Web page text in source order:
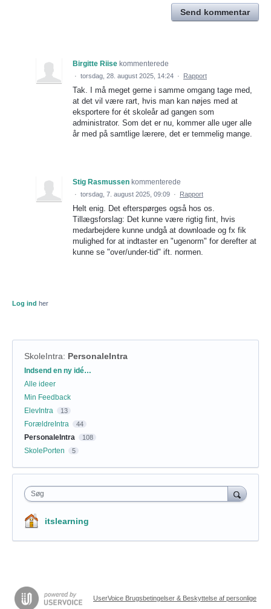
Send kommentar
Birgitte Riise kommenterede
· torsdag, 28. august 2025, 14:24 · Rapport
Tak. I må meget gerne i samme omgang tage med,
at det vil være rart, hvis man kan nøjes med at
eksportere for ét skoleår ad gangen som
administrator. Som det er nu, kommer alle uger alle
år med på samtlige lærere, det er temmelig mange.
Stig Rasmussen kommenterede
· torsdag, 7. august 2025, 09:09 · Rapport
Helt enig. Det efterspørges også hos os.
Tillægsforslag: Det kunne være rigtig fint, hvis
medarbejdere kunne undgå at downloade og fx fik
mulighed for at indtaster en "ugenorm" for derefter at
kunne se "over/under-tid" ift. normen.
Log ind her
SkoleIntra: PersonaleIntra
Kategorier
Indsend en ny idé…
Alle ideer
Min Feedback
ElevIntra
13
ForældreIntra 44
PersonaleIntra 108
SkolePorten 5
Søg
itslearning
UserVoice Brugsbetingelser & Beskyttelse af personlige